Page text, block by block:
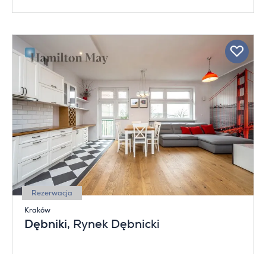
Rezerwacja
Kraków
Dębniki, Rynek Dębnicki